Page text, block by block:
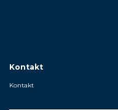
Kontakt
Kontakt